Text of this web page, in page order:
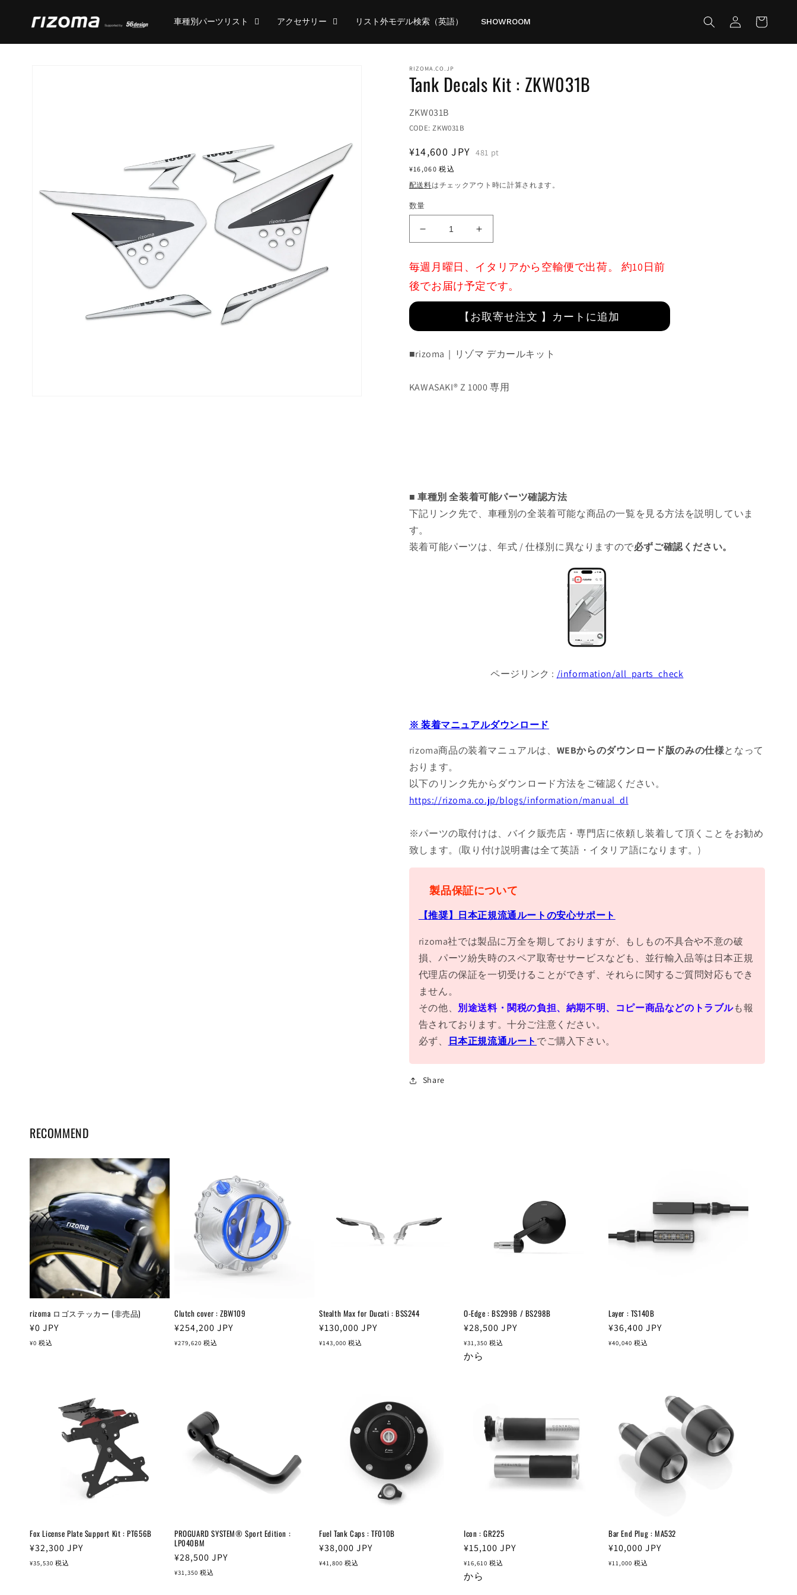
進む
車種別パーツリスト アクセサリー リスト外モデル検索（英語） SHOWROOM
グ
イ
ン
ー
RIZOMA.CO.JP
Tank Decals Kit : ZKW031B
Translation
missing:
ja.products.product.sku:
ZKW031B
CODE:ZKW031B
通
常
価
格
¥14,600 JPY
¥16,060 税込
481 pt
配送料はチェックアウト時に計算されます。
数量
Decals
Kit
:
ZKW031B
減
す
Tank
Decals
:
ZKW031B
数
量
増
す
毎週月曜日、イタリアから空輸便で出荷。 約10日前
後でお届け予定です。
【お取寄せ注文 】カートに追加
■rizoma｜リゾマ デカールキット
KAWASAKI®Z 1000専用
■ 車種別 全装着可能パーツ確認方法
下記リンク先で、車種別の全装着可能な商品の一覧を見る方法を説明していま
す。
装着可能パーツは、年式 / 仕様別に異なりますので必ずご確認ください。
ページリンク : /information/all_parts_check
※ 装着マニュアルダウンロード
rizoma商品の装着マニュアルは、 WEBからのダウンロード版のみの仕様となって
おります。
以下のリンク先からダウンロード方法をご確認ください。
https://rizoma.co.jp/blogs/information/manual_dl
※パーツの取付けは、バイク販売店・専門店に依頼し装着して頂くことをお勧め
致します。(取り付け説明書は全て英語・イタリア語になります。)
製品保証について
【推奨】日本正規流通ルートの安心サポート
rizoma社では製品に万全を期しておりますが、もしもの不具合や不意の破
損、パーツ紛失時のスペア取寄せサービスなども、並行輸入品等は日本正規
代理店の保証を一切受けることができず、それらに関するご質問対応もでき
ません。
その他、 別途送料・関税の負担、納期不明、コピー商品などのトラブルも報
告されております。十分ご注意ください。
必ず、
日本正規流通ルート でご購入下さい。
Share
RECOMMEND
rizoma ロゴステッカー (非売品)
通
常
¥0 JPY
¥0 税込
Clutch cover : ZBW109
通
常
¥254,200 JPY
¥279,620 税込
Stealth Max for Ducati : BSS244
通
常
¥130,000 JPY
¥143,000 税込
O-Edge : BS299B / BS298B
通
常
価
¥28,500 JPY
¥31,350 税込
から
Layer : TS140B
通
常
¥36,400 JPY
¥40,040 税込
Fox License Plate Support Kit : PT656B
通
常
¥32,300 JPY
¥35,530 税込
PROGUARD SYSTEM® Sport Edition :
LP040BM
通
常
¥28,500 JPY
¥31,350 税込
Fuel Tank Caps : TF010B
通
常
¥38,000 JPY
¥41,800 税込
Icon : GR225
通
常
価
¥15,100 JPY
¥16,610 税込
から
Bar End Plug : MA532
通
常
¥10,000 JPY
¥11,000 税込